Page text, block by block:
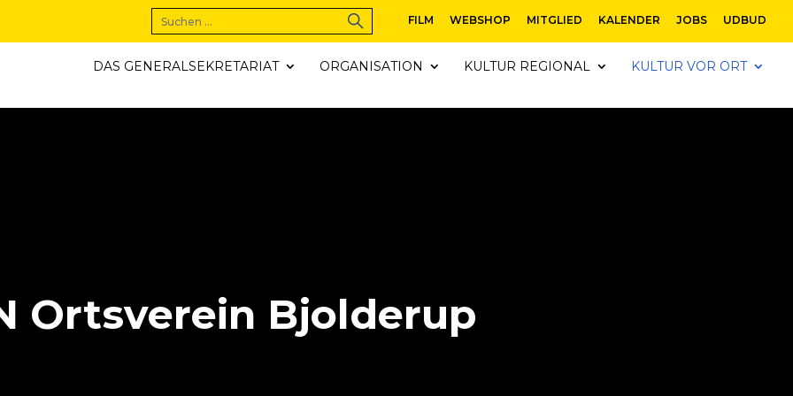
FILM WEBSHOP MITGLIED KALENDER JOBS UDBUD
DAS GENERALSEKRETARIAT ORGANISATION KULTUR REGIONAL KULTUR VOR ORT
Ortsverein Bjolderup